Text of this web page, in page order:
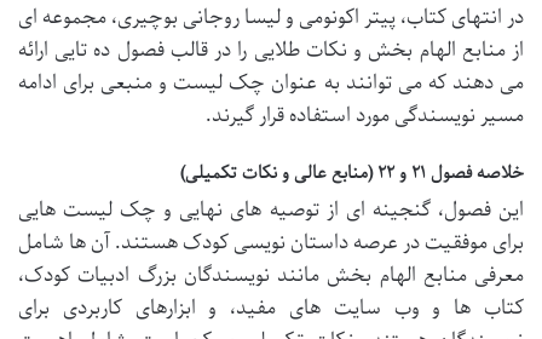
در انتهای کتاب، پیتر اکونومی و لیسا روجانی بوچیری، مجموعه ای
از منابع الهام بخش و نکات طلایی را در قالب فصول ده تایی ارائه
می دهند که می توانند به عنوان چک لیست و منبعی برای ادامه
مسیر نویسندگی مورد استفاده قرار گیرند.
خلاصه فصول ۲۱ و ۲۲ (منابع عالی و نکات تکمیلی)
این فصول، گنجینه ای از توصیه های نهایی و چک لیست هایی
برای موفقیت در عرصه داستان نویسی کودک هستند. آن ها شامل
معرفی منابع الهام بخش مانند نویسندگان بزرگ ادبیات کودک،
کتاب ها و وب سایت های مفید، و ابزارهای کاربردی برای